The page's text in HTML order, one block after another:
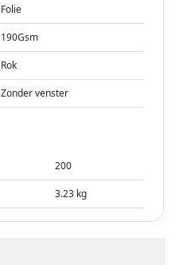
Folie
190Gsm
Rok
Zonder venster
200
3.23 kg